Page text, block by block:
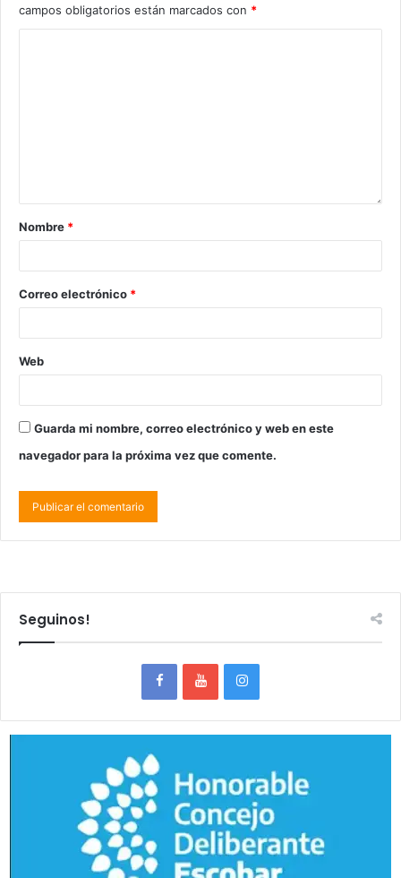
campos obligatorios están marcados con *
Nombre *
Correo electrónico *
Web
Guarda mi nombre, correo electrónico y web en este
navegador para la próxima vez que comente.
Seguinos!